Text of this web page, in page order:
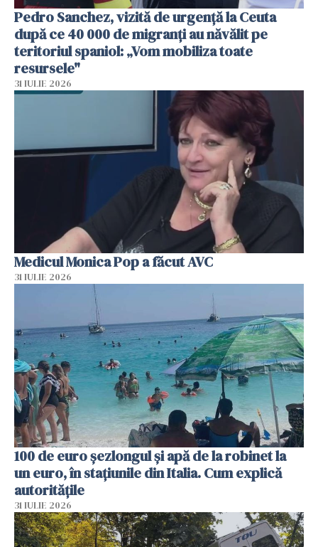
Pedro Sanchez, vizită de urgență la Ceuta
după ce 40 000 de migranți au năvălit pe
teritoriul spaniol: „Vom mobiliza toate
resursele"
31 IULIE 2026
Medicul Monica Pop a făcut AVC
31 IULIE 2026
100 de euro șezlongul și apă de la robinet la
un euro, în stațiunile din Italia. Cum explică
autoritățile
31 IULIE 2026